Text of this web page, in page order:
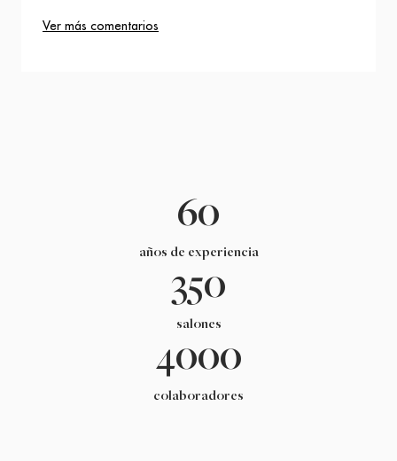
Ver más comentarios
60
años de experiencia
350
salones
4000
colaboradores